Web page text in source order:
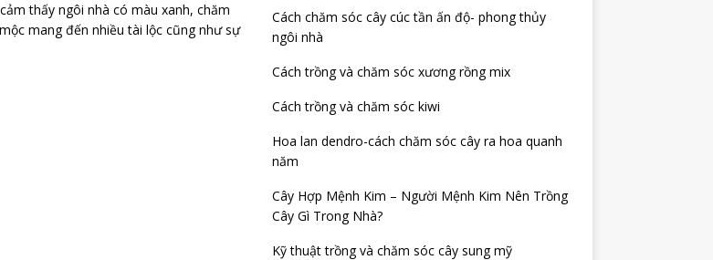
thấy ngôi nhà có màu xanh, chăm
mang đến nhiều tài lộc cũng như sự
Cách chăm sóc cây cúc tần ấn độ- phong thủy
ngôi nhà
Cách trồng và chăm sóc xương rồng mix
Cách trồng và chăm sóc kiwi
Hoa lan dendro-cách chăm sóc cây ra hoa quanh
năm
Cây Hợp Mệnh Kim – Người Mệnh Kim Nên Trồng
Cây Gì Trong Nhà?
Kỹ thuật trồng và chăm sóc cây sung mỹ